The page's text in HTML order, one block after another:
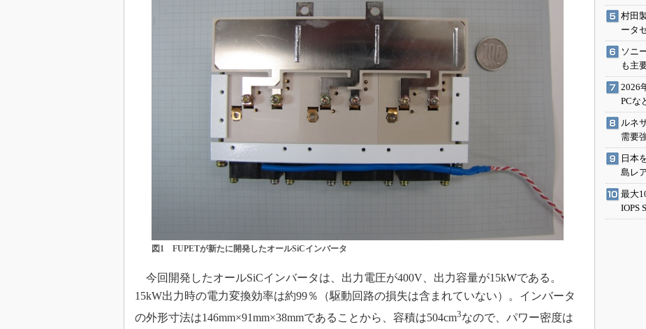
図1 FUPETが新たに開発したオールSiCインバータ
今回開発したオールSiCインバータは、出力電圧が400V、出力容量が15kWである。
15kW出力時の電力変換効率は約99％（駆動回路の損失は含まれていない）。インバータ
の外形寸法は146mm×91mm×38mmであることから、容積は504cm3なので、パワー密度は
村田
ータ
ソニ
も主
2026
PCな
ルネ
需要
日本
島レ
最大
IOPS